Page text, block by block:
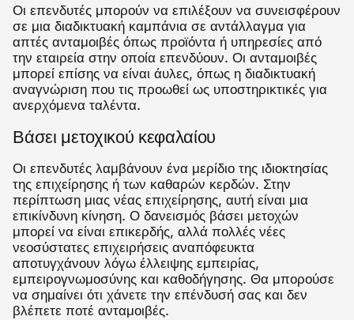
Οι επενδυτές μπορούν να επιλέξουν να συνεισφέρουν
σε μια διαδικτυακή καμπάνια σε αντάλλαγμα για
απτές ανταμοιβές όπως προϊόντα ή υπηρεσίες από
την εταιρεία στην οποία επενδύουν. Οι ανταμοιβές
μπορεί επίσης να είναι άυλες, όπως η διαδικτυακή
αναγνώριση που τις προωθεί ως υποστηρικτικές για
ανερχόμενα ταλέντα.
Βάσει μετοχικού κεφαλαίου
Οι επενδυτές λαμβάνουν ένα μερίδιο της ιδιοκτησίας
της επιχείρησης ή των καθαρών κερδών. Στην
περίπτωση μιας νέας επιχείρησης, αυτή είναι μια
επικίνδυνη κίνηση. Ο δανεισμός βάσει μετοχών
μπορεί να είναι επικερδής, αλλά πολλές νέες
νεοσύστατες επιχειρήσεις αναπόφευκτα
αποτυγχάνουν λόγω έλλειψης εμπειρίας,
εμπειρογνωμοσύνης και καθοδήγησης. Θα μπορούσε
να σημαίνει ότι χάνετε την επένδυσή σας και δεν
βλέπετε ποτέ ανταμοιβές.